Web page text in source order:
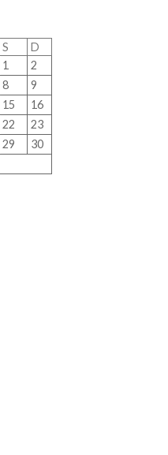
S
D
1
2
8
9
15
16
22
23
29
30